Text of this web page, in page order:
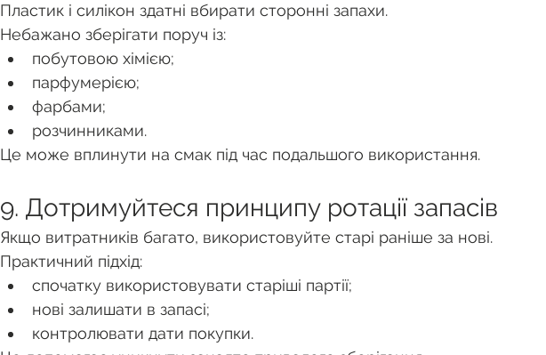
Пластик і силікон здатні вбирати сторонні запахи.
Небажано зберігати поруч із:
побутовою хімією;
парфумерією;
фарбами;
розчинниками.
Це може вплинути на смак під час подальшого використання.
9. Дотримуйтеся принципу ротації запасів
Якщо витратників багато, використовуйте старі раніше за нові.
Практичний підхід:
спочатку використовувати старіші партії;
нові залишати в запасі;
контролювати дати покупки.